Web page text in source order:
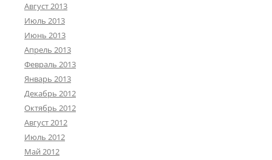
Август 2013
Июль 2013
Июнь 2013
Апрель 2013
Февраль 2013
Январь 2013
Декабрь 2012
Октябрь 2012
Август 2012
Июль 2012
Май 2012